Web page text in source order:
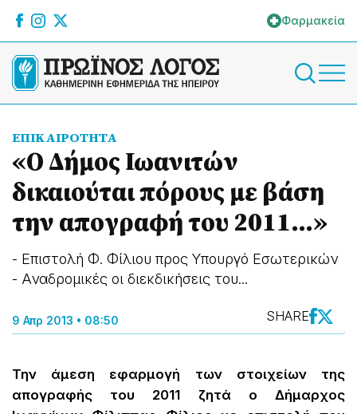
Φαρμακεία
ΕΠΙΚΑΙΡΟΤΗΤΑ
«Ο Δήμος Ιωανιτών
δικαιούται πόρους με βάση
την απογραφή του 2011...»
- Επιστολή Φ. Φίλιου προς Υπουργό Εσωτερικών
- Αναδρομικές οι διεκδικήσεις του...
9 Απρ 2013 • 08:50 SHARE
Την άμεση εφαρμογή των στοιχείων της
απογραφής του 2011 ζητά ο Δήμαρχος